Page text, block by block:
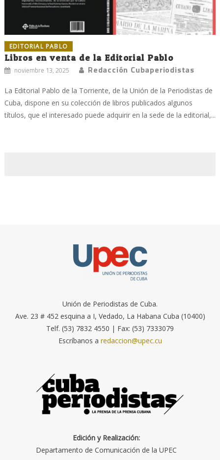
EDITORIAL PABLO
Libros en venta de la Editorial Pablo
noviembre 13, 2025 Redacción Cubaperiodistas
La Editorial Pablo de la Torriente, de la Unión de la Periodistas de
Cuba, dispone en su colección de libros publicados algunos
títulos, que el interesado puede adquirir en la sede de la editorial,...
Unión de Periodistas de Cuba.
Ave. 23 # 452 esquina a I, Vedado, La Habana Cuba (10400)
Telf. (53) 7832 4550 | Fax: (53) 7333079
Escríbanos a redaccion@upec.cu
Edición y Realización:
Departamento de Comunicación de la UPEC